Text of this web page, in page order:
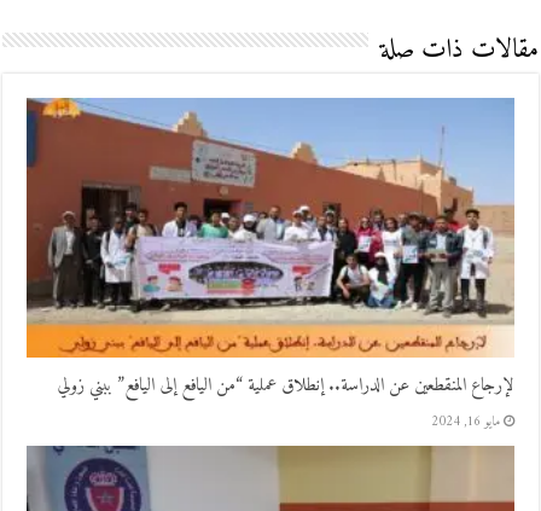
مقالات ذات صلة
لإرجاع المنقطعين عن الدراسة.. إنطلاق عملية “من اليافع إلى اليافع” ببني زولي
مايو 16, 2024